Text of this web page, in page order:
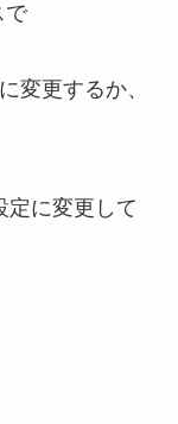
で
変更するか、
定に変更して